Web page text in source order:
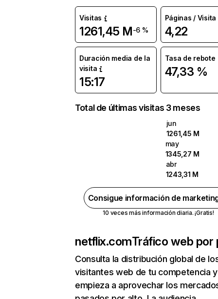
Visitas
1261,45 M-6 %
Páginas / Visita
4,22
Duración media de la
visita
15:17
Tasa de rebote
47,33 %
Total de últimas visitas 3 meses
jun
1261,45 M
may
1345,27 M
abr
1243,31 M
Consigue información de
10 veces más información diaria. ¡Gratis!
netflix.comTráfico web por
Consulta la distribución global de
visitantes web de tu competencia y
empieza a aprovechar los